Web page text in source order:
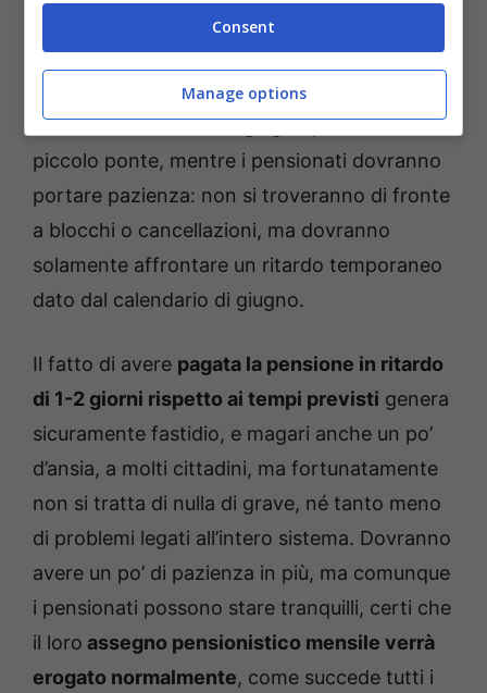
tutto il nostro paese. In sostanza, quindi,
pagamenti degli assegni pensionistici, per
questa volta, saranno posticipati al 3 giugno.
Esulta chi sfrutterà il 2 giugno per farsi un
piccolo ponte, mentre i pensionati dovranno
portare pazienza: non si troveranno di fronte
a blocchi o cancellazioni, ma dovranno
solamente affrontare un ritardo temporaneo
dato dal calendario di giugno.
Il fatto di avere pagata la pensione in ritardo
di 1-2 giorni rispetto ai tempi previsti genera
sicuramente fastidio, e magari anche un po’
d’ansia, a molti cittadini, ma fortunatamente
non si tratta di nulla di grave, né tanto meno
di problemi legati all’intero sistema. Dovranno
avere un po’ di pazienza in più, ma comunque
i pensionati possono stare tranquilli, certi che
il loro assegno pensionistico mensile verrà
erogato normalmente, come succede tutti i
Consent
Manage options